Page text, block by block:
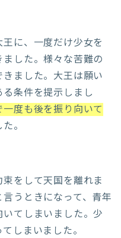
に、一度だけ少女を
した。様々な苦難の
ました。大王は願い
条件を提示しまし
一度も後を振り向いて
。
をして天国を離れま
うときになって、青年
てしまいました。少
しまいました。